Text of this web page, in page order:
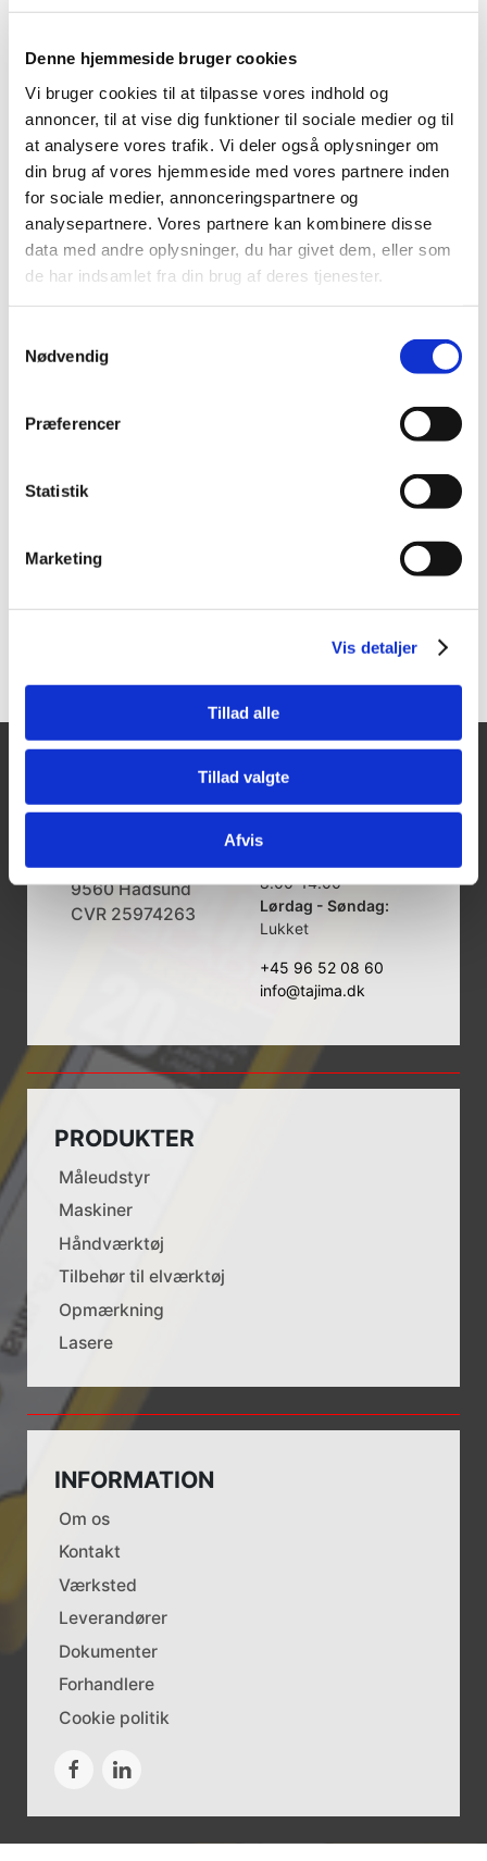
Denne hjemmeside bruger cookies
Vi bruger cookies til at tilpasse vores indhold og
annoncer, til at vise dig funktioner til sociale medier og til
at analysere vores trafik. Vi deler også oplysninger om
din brug af vores hjemmeside med vores partnere inden
for sociale medier, annonceringspartnere og
analysepartnere. Vores partnere kan kombinere disse
data med andre oplysninger, du har givet dem, eller som
de har indsamlet fra din brug af deres tjenester.
Nødvendig
Præferencer
Statistik
Marketing
Vis detaljer
Tillad alle
Tillad valgte
Afvis
EAN-nr. 4975364019929
Bedst sælgende i 18 mm knive
404305
Tajima Premium 18 mm
Tajima Premium 18 mm
Vis mere
Tajima Trading
Aps
Aalborgvej 62A,
9560 Hadsund
CVR 25974263
Åbningstider
Mandag - Torsdag:
8.00-16.00
8.00-14.00
Lørdag - Søndag:
Lukket
+45 96 52 08 60
info@tajima.dk
PRODUKTER
Måleudstyr
Maskiner
Håndværktøj
Tilbehør til elværktøj
Opmærkning
Lasere
INFORMATION
Om os
Kontakt
Værksted
Leverandører
Dokumenter
Forhandlere
Cookie politik